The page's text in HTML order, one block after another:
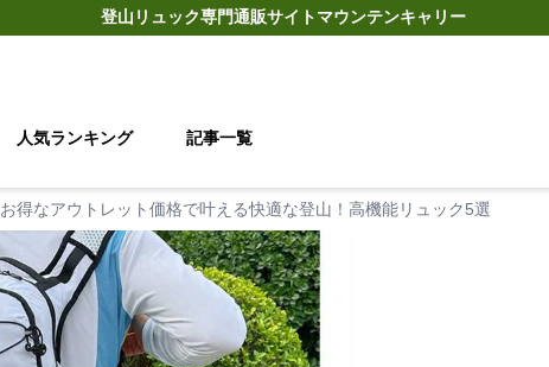
登山リュック専門通販サイトマウンテンキャリー
人気ランキング 記事一覧
お得なアウトレット価格で叶える快適な登山！高機能リュック5選